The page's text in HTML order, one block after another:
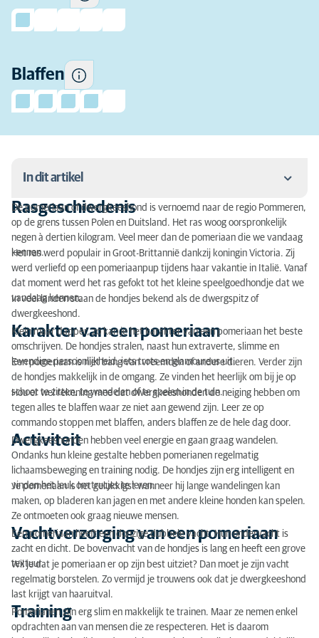
Blaffen
In dit artikel
Rasgeschiedenis
Karakter van een pomeriaan
Activiteit
Vachtverzorging van een pomeriaan
Training
Raskenmerken van een pomeriaan
Erfelijke ziekten
Voeding
Ongecontroleerde of illegale hondenhandel
Hond adopteren
Rasgeschiedenis
De pomeriaan of dwergkeeshond is vernoemd naar de regio Pommeren,
op de grens tussen Polen en Duitsland. Het ras woog oorspronkelijk
negen à dertien kilogram. Veel meer dan de pomeriaan die we vandaag
kennen.
Het ras werd populair in Groot-Brittannië dankzij koningin Victoria. Zij
werd verliefd op een pomeriaanpup tijdens haar vakantie in Italië. Vanaf
dat moment werd het ras gefokt tot het kleine speelgoedhondje dat we
vandaag kennen.
In veel landen staan ​​de hondjes bekend als de dwergspitz of
dwergkeeshond.
Karakter van een pomeriaan
Klein maar dapper, zo kan je het karakter van een pomeriaan het beste
omschrijven. De hondjes stralen, naast hun extraverte, slimme en
levendige persoonlijkheid, iets trots en glamoureus uit.
Een pomeriaan is niet bang van vreemden of andere dieren. Verder zijn
de hondjes makkelijk in de omgang. Ze vinden het heerlijk om bij je op
schoot te zitten, te wandelen of te spelen in de tuin.
Hou er wel rekening mee dat dwergkeeshonden de neiging hebben om
tegen alles te blaffen waar ze niet aan gewend zijn. Leer ze op
commando stoppen met blaffen, anders blaffen ze de hele dag door.
Activiteit
Dwergkeeshonden hebben veel energie en gaan graag wandelen.
Ondanks hun kleine gestalte hebben pomerianen regelmatig
lichaamsbeweging en training nodig. De hondjes zijn erg intelligent en
vinden het leuk om trucjes te leren.
Je pomeriaan is het gelukkigst wanneer hij lange wandelingen kan
maken, op bladeren kan jagen en met andere kleine honden kan spelen.
Ze ontmoeten ook graag nieuwe mensen.
Vachtverzorging van een pomeriaan
Een pomeriaan heeft een donzige dubbele vacht. Hun ondervacht is
zacht en dicht. De bovenvacht van de hondjes is lang en heeft een grove
textuur.
Wil je dat je pomeriaan er op zijn best uitziet? Dan moet je zijn vacht
regelmatig borstelen. Zo vermijd je trouwens ook dat je dwergkeeshond
last krijgt van haaruitval.
Training
Pomerianen zijn erg slim en makkelijk te trainen. Maar ze nemen enkel
opdrachten aan van mensen die ze respecteren. Het is daarom